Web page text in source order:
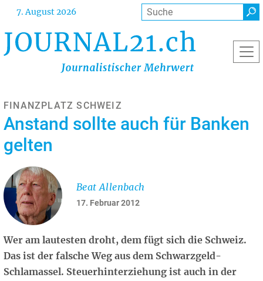
Direkt
Inhalt
7. August 2026 Suche
FINANZPLATZ SCHWEIZ
Anstand sollte auch für Banken
gelten
17. Februar 2012
Beat Allenbach
Wer am lautesten droht, dem fügt sich die Schweiz.
Das ist der falsche Weg aus dem Schwarzgeld-
Schlamassel. Steuerhinterziehung ist auch in der